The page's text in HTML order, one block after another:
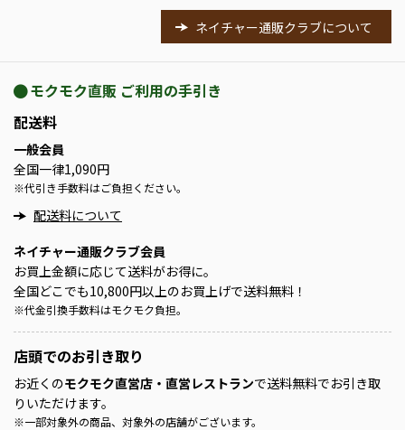
ネイチャー通販クラブについて
モクモク直販 ご利用の手引き
配送料
一般会員
全国一律1,090円
※代引き手数料はご負担ください。
配送料について
ネイチャー通販クラブ会員
お買上金額に応じて送料がお得に。
全国どこでも10,800円以上のお買上げで送料無料！
※代金引換手数料はモクモク負担。
店頭でのお引き取り
お近くのモクモク直営店・直営レストランで送料無料でお引き取
りいただけます。
※一部対象外の商品、対象外の店舗がございます。